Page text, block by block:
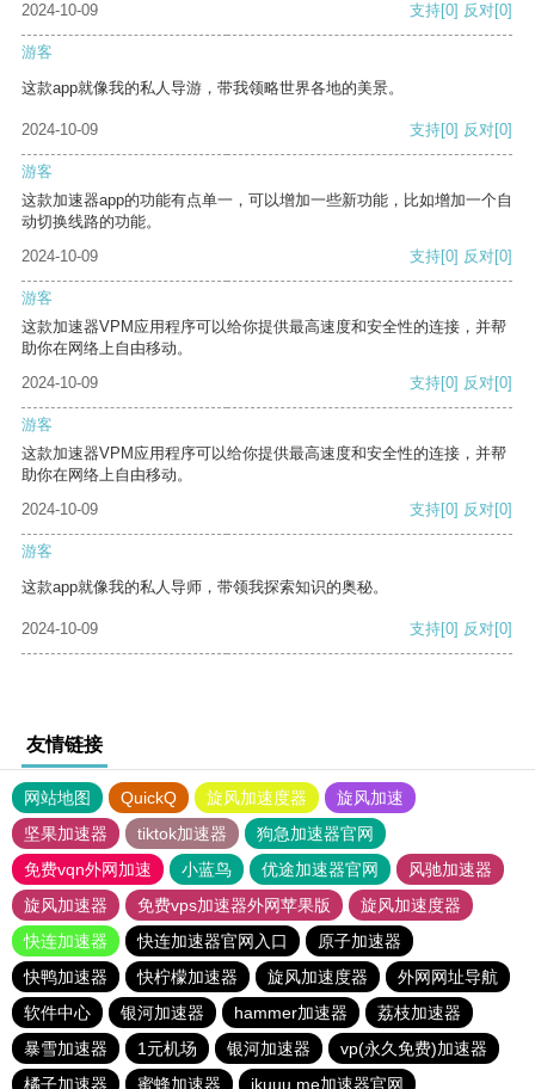
2024-10-09
支持[0] 反对[0]
游客
这款app就像我的私人导游，带我领略世界各地的美景。
2024-10-09 支持[0] 反对[0]
游客
这款加速器app的功能有点单一，可以增加一些新功能，比如增加一个自
动切换线路的功能。
2024-10-09
支持[0] 反对[0]
游客
这款加速器VPM应用程序可以给你提供最高速度和安全性的连接，并帮
助你在网络上自由移动。
2024-10-09
支持[0] 反对[0]
游客
这款加速器VPM应用程序可以给你提供最高速度和安全性的连接，并帮
助你在网络上自由移动。
2024-10-09
支持[0] 反对[0]
游客
这款app就像我的私人导师，带领我探索知识的奥秘。
2024-10-09 支持[0] 反对[0]
友情链接
网站地图 QuickQ 旋风加速度器
旋风加速
坚果加速器
tiktok加速器
狗急加速器官网
免费vqn外网加速
小蓝鸟 优途加速器官网
风驰加速器
旋风加速器
免费vps加速器外网苹果版
旋风加速度器
快连加速器
快连加速器官网入口
原子加速器
快鸭加速器
快柠檬加速器 旋风加速度器
外网网址导航
软件中心
银河加速器 hammer加速器
荔枝加速器
暴雪加速器
1元机场 银河加速器
vp(永久免费)加速器
橘子加速器
蜜蜂加速器 ikuuu.me加速器官网